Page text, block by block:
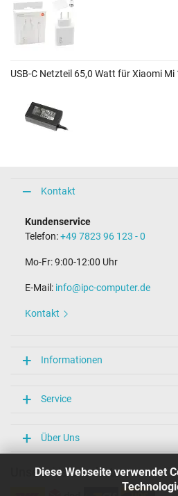
Diese Webseite verwendet
USB-C Netzteil 65,0 Watt für Xiaomi Mi
Kontakt
Kundenservice
Telefon:+49 7823 96 123 - 0
Mo-Fr: 9:00-12:00 Uhr
E-Mail: info@ipc-computer.de
Kontakt
Informationen
Service
Über Uns
Unsere Versandarten